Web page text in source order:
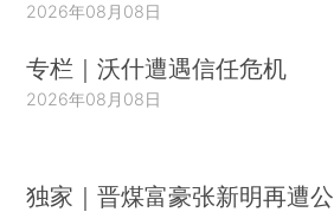
2026年08月08日
专栏｜沃什遭遇信任危机
2026年08月08日
独家｜晋煤富豪张新明再遭公